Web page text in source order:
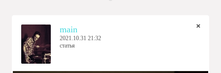
main
2021.10.31 21:32
статья